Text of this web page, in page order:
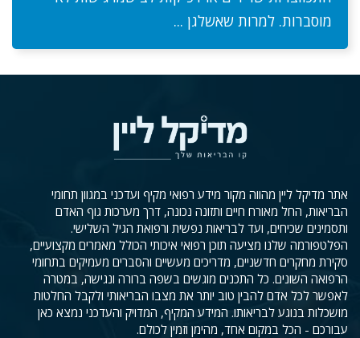
מוסברות. למרות שאשלגן ...
אתר מדיקל ליין מהווה מקור מידע רפואי מקיף ועדכני במגוון תחומי
הבריאות, החל מאורח חיים ותזונה נכונה, דרך מערכות גוף האדם
ותסמינים שכיחים, ועד לבריאות נפשית ורפואת הגיל השלישי.
הפלטפורמה שלנו מציעה תוכן רפואי איכותי הכולל מאמרים מקצועיים,
סקירת מחקרים חדשניים, מדריכים מעשיים והסברים מעמיקים בתחומי
הרפואה השונים. כל התכנים מוגשים בשפה ברורה ונגישה, במטרה
לאפשר לכל אדם להבין טוב יותר את מצבו הבריאותי ולקבל החלטות
מושכלות בנוגע לבריאותו. המידע המקיף, המדויק והעדכני נמצא כאן
עבורכם - הכל במקום אחד, מהימן וזמין לכולם.